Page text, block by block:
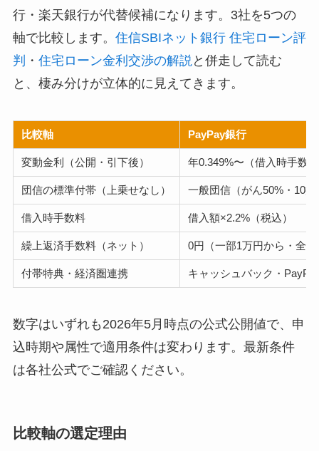
行・楽天銀行が代替候補になります。3社を5つの
軸で比較します。 住信SBIネット銀行 住宅ローン評
判 ・ 住宅ローン金利交渉の解説 と併走して読む
と、棲み分けが立体的に見えてきます。
比較軸 PayPay銀行
変動金利（公開・引下後） 年0.349%〜（借入時手数
団信の標準付帯（上乗せなし） 一般団信（がん50%・10
借入時手数料 借入額×2.2%（税込）
繰上返済手数料（ネット） 0円（一部1万円から・全
付帯特典・経済圏連携 キャッシュバック・
数字はいずれも2026年5月時点の公式公開値で、申
込時期や属性で適用条件は変わります。最新条件
は各社公式でご確認ください。
比較軸の選定理由